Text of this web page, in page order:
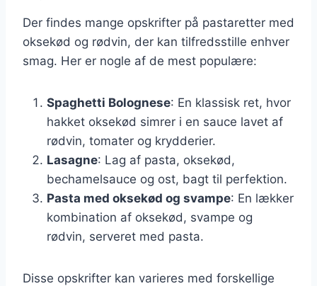
Der findes mange opskrifter på pastaretter med
oksekød og rødvin, der kan tilfredsstille enhver
smag. Her er nogle af de mest populære:
Spaghetti Bolognese: En klassisk ret, hvor
hakket oksekød simrer i en sauce lavet af
rødvin, tomater og krydderier.
Lasagne: Lag af pasta, oksekød,
bechamelsauce og ost, bagt til perfektion.
Pasta med oksekød og svampe: En lækker
kombination af oksekød, svampe og
rødvin, serveret med pasta.
Disse opskrifter kan varieres med forskellige